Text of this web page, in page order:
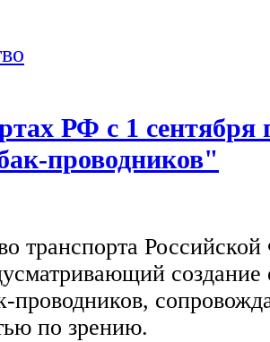
РФ с 1 сентября
проводников"
транспорта
создание
проводников,
по зрению.